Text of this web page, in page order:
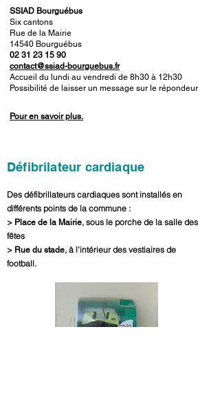
SSIAD Bourguébus
Six cantons
Rue de la Mairie
14540 Bourguébus
02 31 23 15 90
contact@ssiad-bourguebus.fr
Accueil du lundi au vendredi de 8h30 à 12h30
Possibilité de laisser un message sur le répondeur
Pour en savoir plus.
Défibrilateur cardiaque
Des défibrillateurs cardiaques sont installés en
différents points de la commune :
> Place de la Mairie, sous le porche de la salle des
fêtes
> Rue du stade, à l’intérieur des vestiaires de
football.